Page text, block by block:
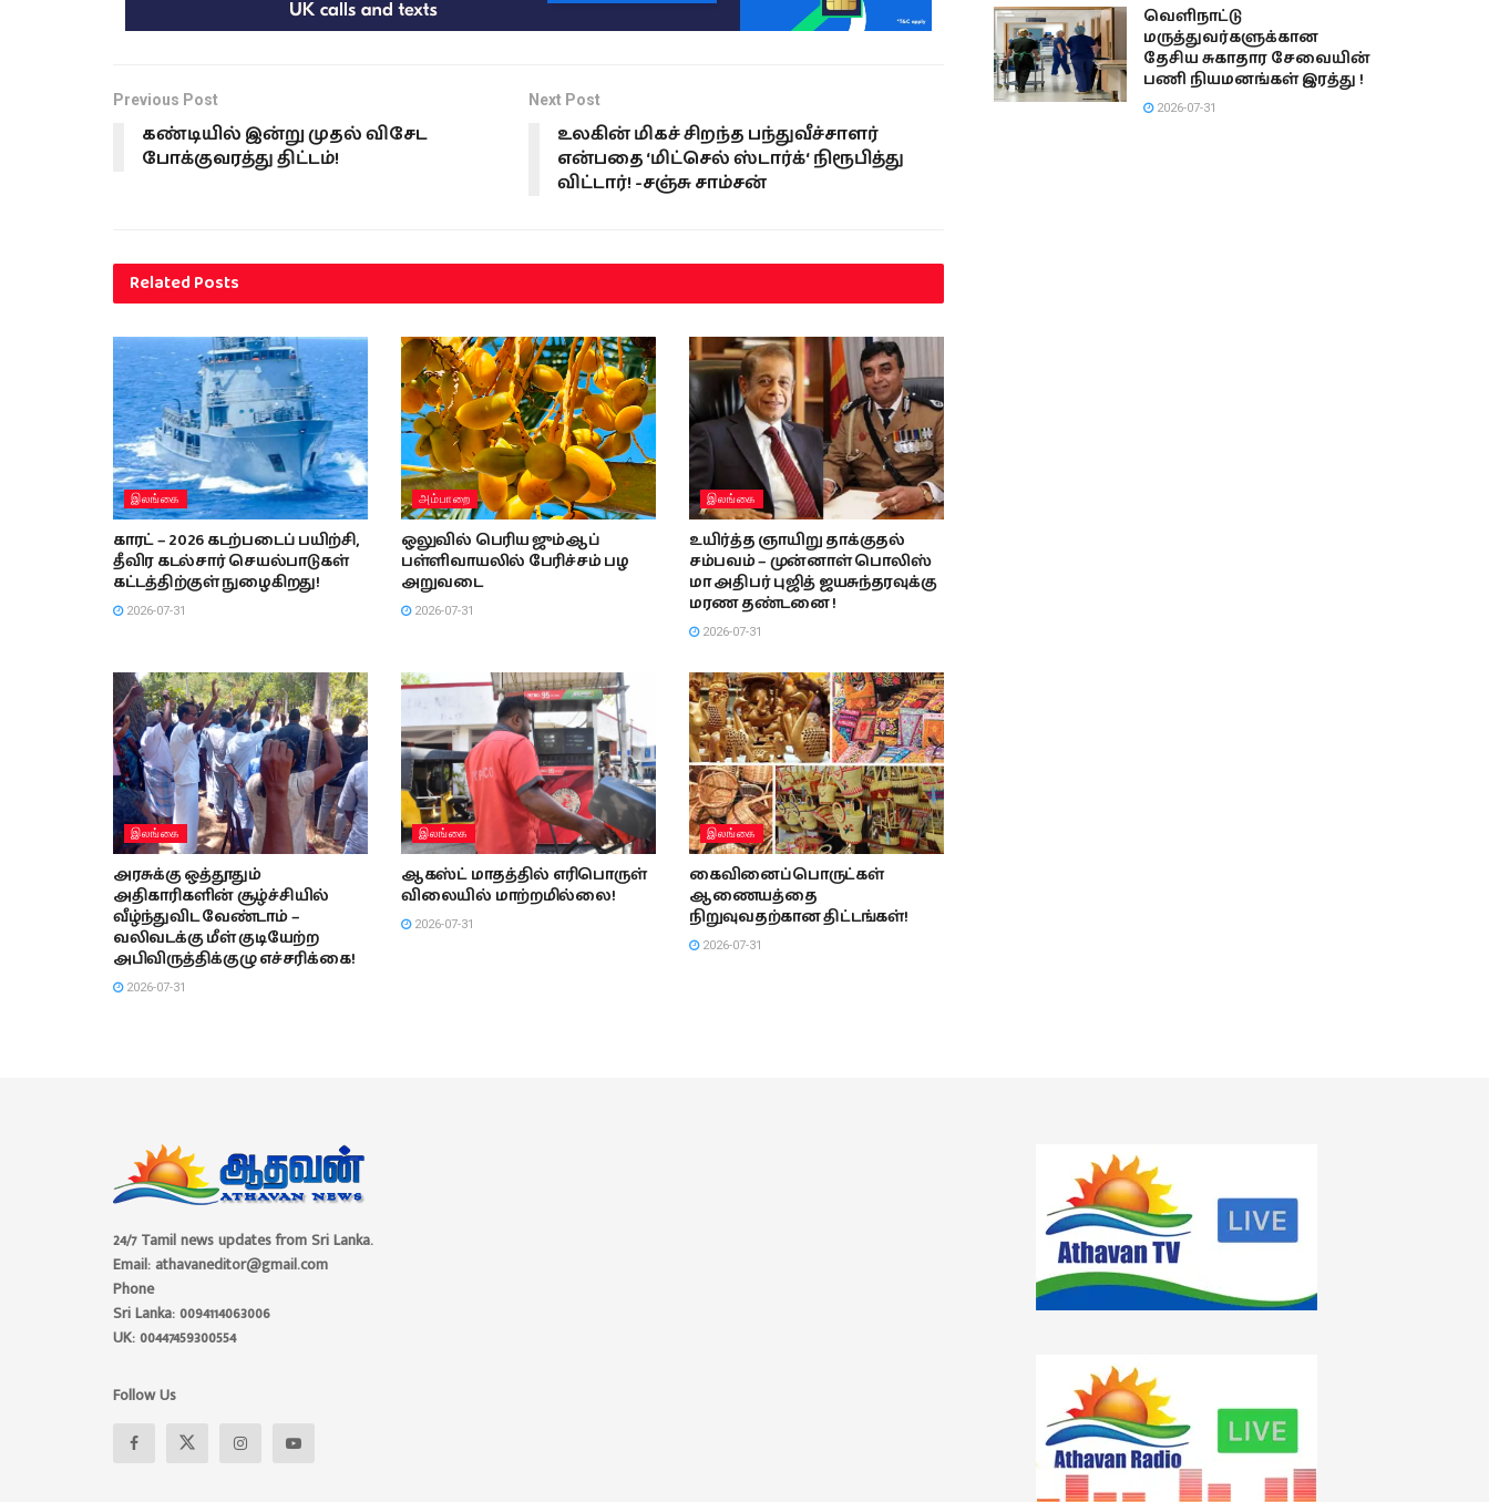
Previous Post
கண்டியில் இன்று முதல் விசேட
போக்குவரத்து திட்டம்!
Next Post
உலகின் மிகச் சிறந்த பந்துவீச்சாளர்
என்பதை ‘மிட்செல் ஸ்டார்க்‘ நிரூபித்து
விட்டார்! -சஞ்சு சாம்சன்
RelatedPosts
இலங்கை
காரட் – 2026 கடற்படைப் பயிற்சி,
தீவிர கடல்சார் செயல்பாடுகள்
கட்டத்திற்குள் நுழைகிறது!
2026-07-31
அம்பாறை
ஒலுவில் பெரிய ஜும்ஆப்
பள்ளிவாயலில் பேரிச்சம் பழ
அறுவடை
2026-07-31
இலங்கை
உயிர்த்த ஞாயிறு தாக்குதல்
சம்பவம் – முன்னாள் பொலிஸ்
மா அதிபர் புஜித் ஜயசுந்தரவுக்கு
மரண தண்டனை !
2026-07-31
இலங்கை
அரசுக்கு ஒத்தூதும்
அதிகாரிகளின் சூழ்ச்சியில்
வீழ்ந்துவிட வேண்டாம் –
வலிவடக்கு மீள் குடியேற்ற
அபிவிருத்திக்குழு எச்சரிக்கை!
2026-07-31
இலங்கை
ஆகஸ்ட் மாதத்தில் எரிபொருள்
விலையில் மாற்றமில்லை!
2026-07-31
இலங்கை
கைவினைப்பொருட்கள்
ஆணையத்தை
நிறுவுவதற்கான திட்டங்கள்!
2026-07-31
வெளிநாட்டு
மருத்துவர்களுக்கான
தேசிய சுகாதார சேவையின்
பணி நியமனங்கள் இரத்து !
2026-07-31
24/7 Tamil news updates from Sri Lanka.
Email: athavaneditor@gmail.com
Phone
Sri Lanka: 0094114063006
UK: 00447459300554
Follow Us